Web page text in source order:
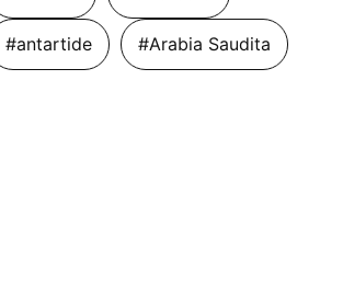
#antartide #Arabia Saudita